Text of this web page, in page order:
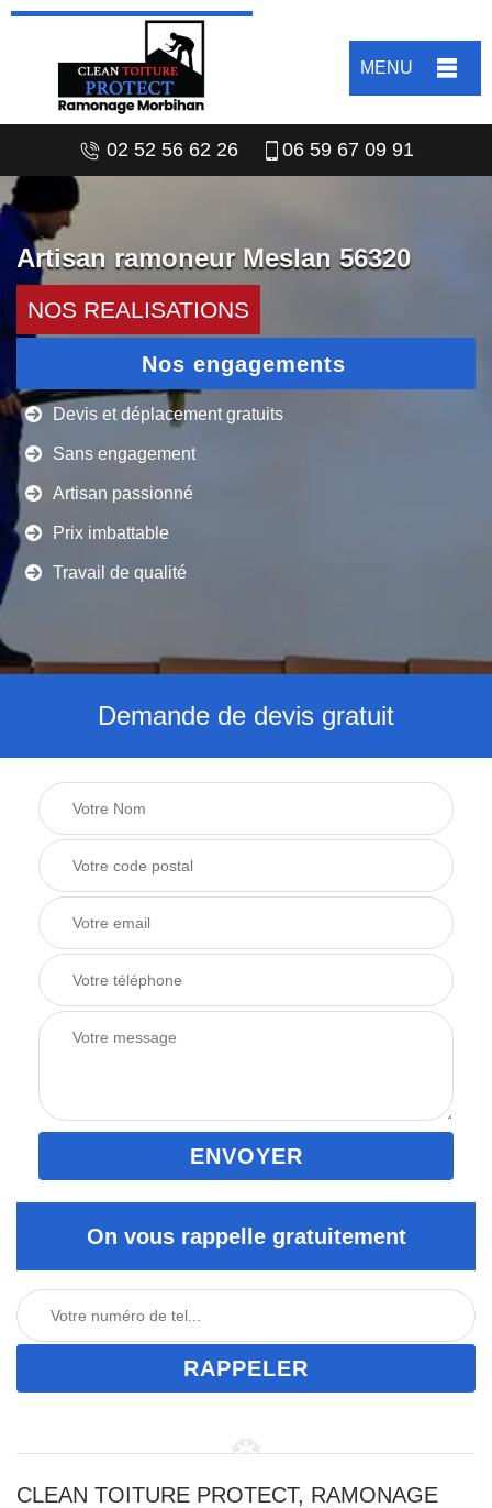
MENU
02 52 56 62 26 06 59 67 09 91
Artisan ramoneur Meslan 56320
NOS REALISATIONS
Nos engagements
Devis et déplacement gratuits
Sans engagement
Artisan passionné
Prix imbattable
Travail de qualité
Demande de devis gratuit
On vous rappelle gratuitement
CLEAN TOITURE PROTECT, RAMONAGE